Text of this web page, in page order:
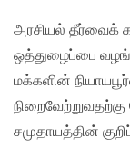
அரசியல் தீர்வைக்
ஒத்துழைப்பை
மக்களின்
சமுதாயத்தின்